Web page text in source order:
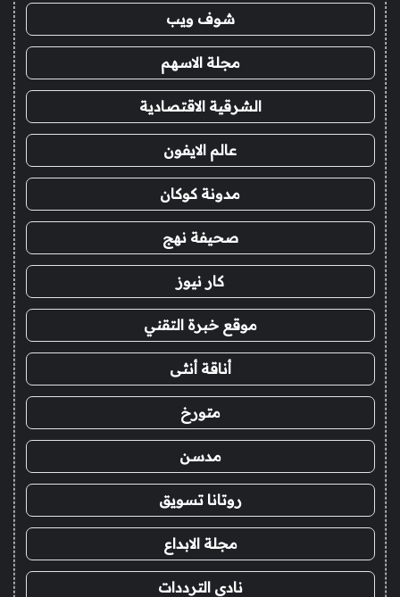
شوف ويب
مجلة الاسهم
الشرقية الاقتصادية
عالم الايفون
مدونة كوكان
صحيفة نهج
كار نيوز
موقع خبرة التقني
أناقة أنثى
متورخ
مدسن
روتانا تسويق
مجلة الابداع
نادي الترددات